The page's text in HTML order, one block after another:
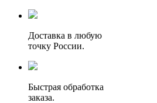
Доставка в любую
точку России.
Быстрая обработка
заказа.